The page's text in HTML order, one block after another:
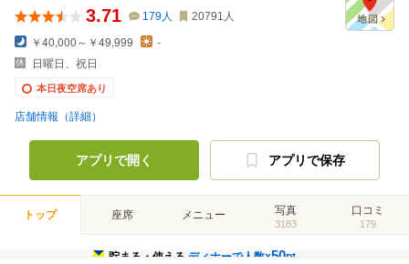
3.71 179人 20791 人
￥40,000～￥49,999
-
日曜日、祝日
本日夜空席あり
店舗情報（詳細）
アプリで開く アプリで保存
トップ 座席 メニュー 写真
3183
口コミ
179
貯まる・使えるディナーで人数×50pt